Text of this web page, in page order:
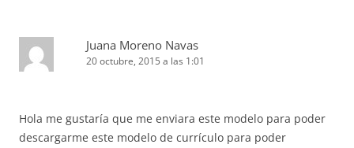
Juana Moreno Navas
20 octubre, 2015 a las 1:01
Hola me gustaría que me enviara este modelo para poder
descargarme este modelo de currículo para poder